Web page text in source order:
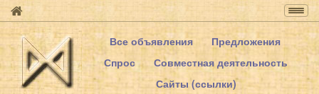
Все объявления
Предложения
Спрос
Совместная деятельность
Сайты (ссылки)